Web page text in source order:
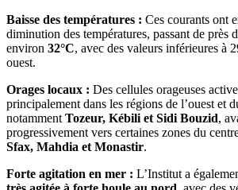
Baisse des températures : Ces courants ont
diminution des températures, passant de près
environ 32°C, avec des valeurs inférieures à
ouest.
Orages locaux : Des cellules orageuses
principalement dans les régions de l’ouest et
notamment Tozeur, Kébili et Sidi Bouzid,
progressivement vers certaines zones du
Sfax, Mahdia et Monastir.
Forte agitation en mer : L’Institut a